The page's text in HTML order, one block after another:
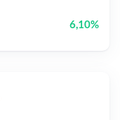
6,10%